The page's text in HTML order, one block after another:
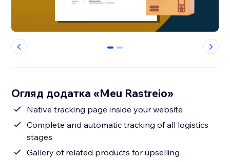
0 1
Огляд додатка «Meu Rastreio»
Native tracking page inside your website
Complete and automatic tracking of all logistics
stages
Gallery of related products for upselling